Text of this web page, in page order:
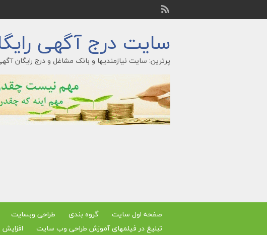
سایت درج آگهی
پرترین: سایت نیازمندیها و بانک مشاغل و درج رایگان
صفحه اول سایت گروه بندی طراحی وبسایت
تبلیغ در فیلمهای آموزش طراحی وب سایت
افزایش